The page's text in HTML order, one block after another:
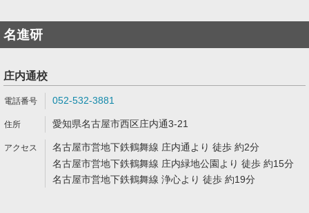
名進研
庄内通校
052-532-3881
愛知県名古屋市西区庄内通3-21
名古屋市営地下鉄鶴舞線 庄内通より 徒歩 約2分
名古屋市営地下鉄鶴舞線 庄内緑地公園より 徒歩 約15分
名古屋市営地下鉄鶴舞線 浄心より 徒歩 約19分